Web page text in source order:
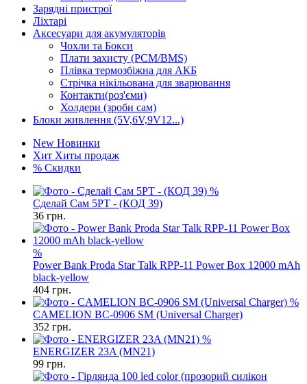
Зарядні пристрої
Ліхтарі
Аксесуари для акумуляторів
Чохли та Бокси
Плати захисту (PCM/BMS)
Плівка термозбіжна для АКБ
Стрічка нікільована для зварювання
Контакти(роз'єми)
Холдери (зроби сам)
Блоки живлення (5V,6V,9V12...)
New Новинки
Хит Хиты продаж
% Скидки
%
Сделай Сам 5PT - (КОД 39)
36 грн.
%
Power Bank Proda Star Talk RPP-11 Power Box 12000 mAh
black-yellow
404 грн.
%
CAMELION BC-0906 SM (Universal Charger)
352 грн.
%
ENERGIZER 23A (MN21)
99 грн.